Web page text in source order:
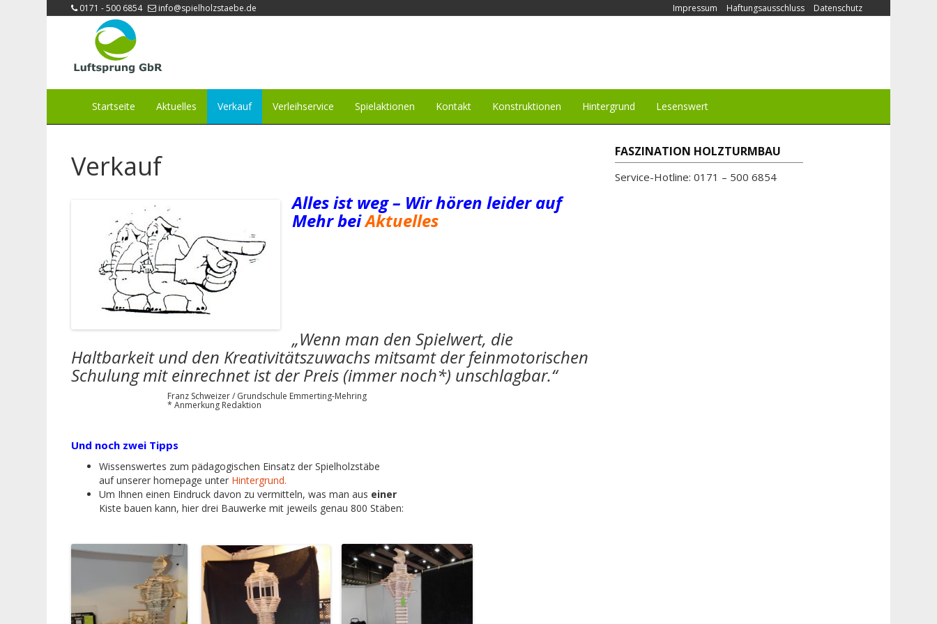
0171 - 500 6854 info@spielholzstaebe.de Impressum Haftungsausschluss Datenschutz
Startseite Aktuelles Verkauf Verleihservice Spielaktionen Kontakt Konstruktionen Hintergrund Lesenswert
Verkauf
Alles ist weg – Wir hören leider auf
Mehr beiAktuelles
„Wenn man den Spielwert, die
Haltbarkeit und den Kreativitätszuwachs mitsamt der feinmotorischen
Schulung mit einrechnet ist der Preis (immer noch*) unschlagbar.“
Franz Schweizer / Grundschule Emmerting-Mehring
* Anmerkung Redaktion
Und noch zwei Tipps
Wissenswertes zum pädagogischen Einsatz der Spielholzstäbe
auf unserer homepage unter Hintergrund.
Um Ihnen einen Eindruck davon zu vermitteln, was man aus einer
Kiste bauen kann, hier drei Bauwerke mit jeweils genau 800 Stäben:
FASZINATION HOLZTURMBAU
Service-Hotline: 0171 – 500 6854